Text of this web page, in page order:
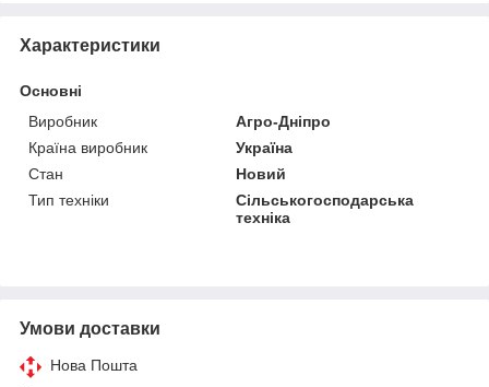
Характеристики
Основні
Виробник
Агро-Дніпро
Країна виробник
Україна
Стан
Новий
Тип техніки
Сільськогосподарська
техніка
Умови доставки
Нова Пошта